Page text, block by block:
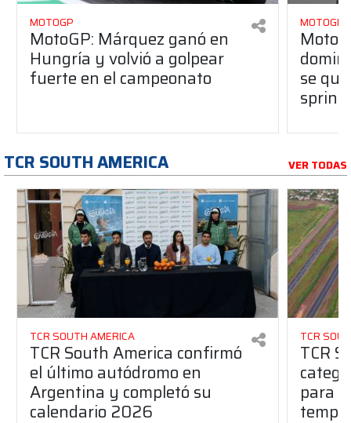
MOTOGP
MotoGP: Márquez ganó en
Hungría y volvió a golpear
fuerte en el campeonato
MOTOGP
se
sprint
TCR SOUTH AMERICA VER TODAS
TCR SOUTH AMERICA
TCR South America confirmó
el último autódromo en
Argentina y completó su
calendario 2026
TCR
TCR
para